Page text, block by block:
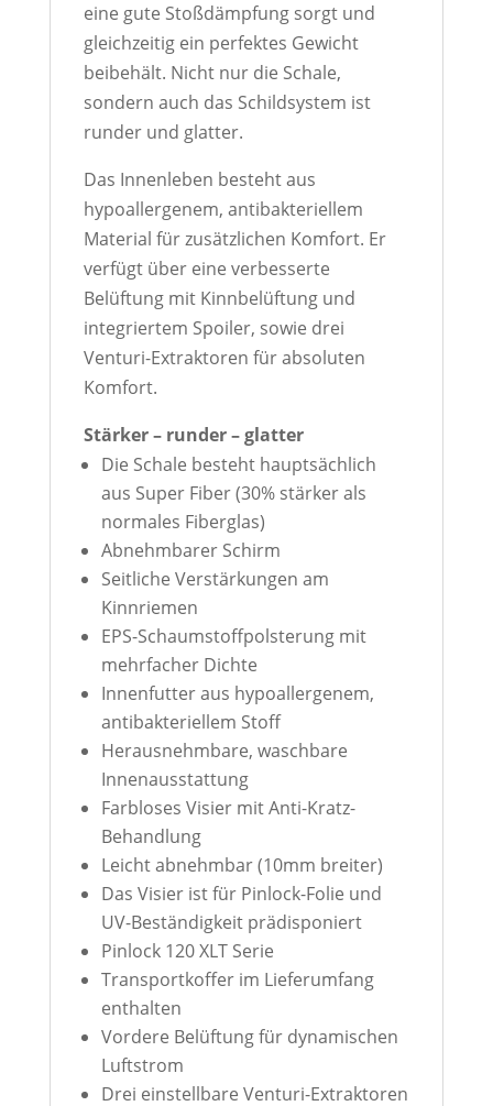
eine gute Stoßdämpfung sorgt und
gleichzeitig ein perfektes Gewicht
beibehält. Nicht nur die Schale,
sondern auch das Schildsystem ist
runder und glatter.
Das Innenleben besteht aus
hypoallergenem, antibakteriellem
Material für zusätzlichen Komfort. Er
verfügt über eine verbesserte
Belüftung mit Kinnbelüftung und
integriertem Spoiler, sowie drei
Venturi-Extraktoren für absoluten
Komfort.
Stärker – runder – glatter
Die Schale besteht hauptsächlich
aus Super Fiber (30% stärker als
normales Fiberglas)
Abnehmbarer Schirm
Seitliche Verstärkungen am
Kinnriemen
EPS-Schaumstoffpolsterung mit
mehrfacher Dichte
Innenfutter aus hypoallergenem,
antibakteriellem Stoff
Herausnehmbare, waschbare
Innenausstattung
Farbloses Visier mit Anti-Kratz-
Behandlung
Leicht abnehmbar (10mm breiter)
Das Visier ist für Pinlock-Folie und
UV-Beständigkeit prädisponiert
Pinlock 120 XLT Serie
Transportkoffer im Lieferumfang
enthalten
Vordere Belüftung für dynamischen
Luftstrom
Drei einstellbare Venturi-Extraktoren